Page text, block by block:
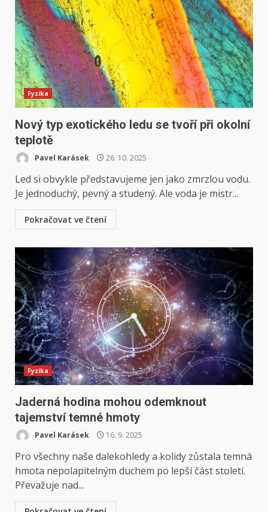
Fyzika
Nový typ exotického ledu se tvoří při okolní
teplotě
Pavel Karásek 26. 10. 2025
Led si obvykle představujeme jen jako zmrzlou vodu.
Je jednoduchý, pevný a studený. Ale voda je mistr...
Pokračovat ve čtení
Fyzika
Jaderná hodina mohou odemknout
tajemství temné hmoty
Pavel Karásek 16. 9. 2025
Pro všechny naše dalekohledy a kolidy zůstala temná
hmota nepolapitelným duchem po lepší část století.
Převažuje nad...